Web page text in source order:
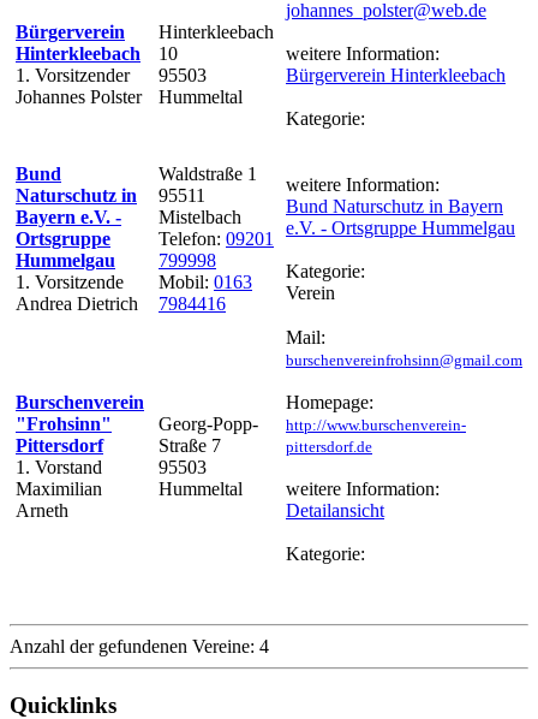
Bürgerverein
Hinterkleebach
1. Vorsitzender
Johannes Polster
Hinterkleebach
10
95503
Hummeltal
johannes_polster@web.de
weitere Information:
Bürgerverein Hinterkleebach
Kategorie:
Bund
Naturschutz in
Bayern e.V. -
Ortsgruppe
Hummelgau
1. Vorsitzende
Andrea Dietrich
Waldstraße 1
95511
Mistelbach
Telefon: 09201
799998
Mobil: 0163
7984416
weitere Information:
Bund Naturschutz in Bayern
e.V. - Ortsgruppe Hummelgau
Kategorie:
Verein
Burschenverein
"Frohsinn"
Pittersdorf
1. Vorstand
Maximilian
Arneth
Georg-Popp-
Straße 7
95503
Hummeltal
Mail:
burschenvereinfrohsinn@gmail.com
Homepage:
http://www.burschenverein-
pittersdorf.de
weitere Information:
Detailansicht
Kategorie:
Anzahl der gefundenen Vereine: 4
Quicklinks